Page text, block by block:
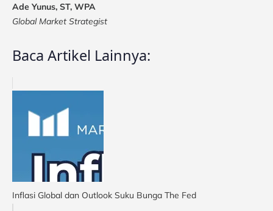
Ade Yunus, ST, WPA
Global Market Strategist
Baca Artikel Lainnya:
Inflasi Global dan Outlook Suku Bunga The Fed